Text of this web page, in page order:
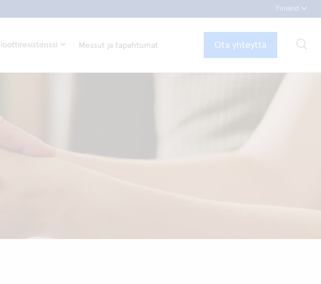
Finland
Messut ja tapahtumat Ota yhteyttä